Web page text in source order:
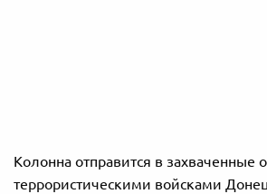
Колонна отправится в захваченные
террористическими войсками